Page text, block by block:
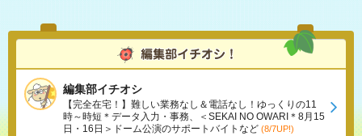
編集部イチオシ
【完全在宅！】難しい業務なし＆電話なし！ゆっくりの11
時～時短＊データ入力・事務、＜SEKAI NO OWARI＊8月15
日・16日＞ドーム公演のサポートバイトなど (8/7UP!)